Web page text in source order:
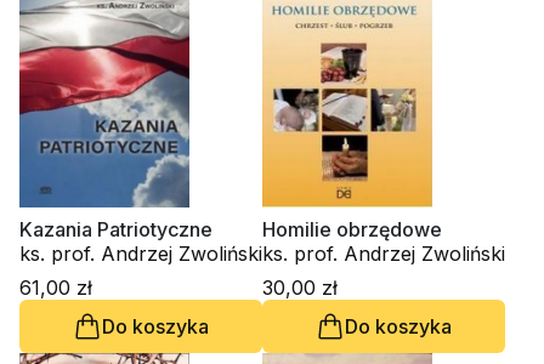
Kazania Patriotyczne
ks. prof. Andrzej Zwoliński
61,00 zł
Do koszyka
Homilie obrzędowe
ks. prof. Andrzej Zwoliński
30,00 zł
Do koszyka